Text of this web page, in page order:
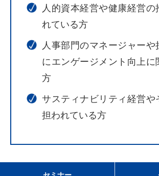
人的資本経営や健康経営の
れている方
人事部門のマネージャーや
にエンゲージメント向上に
方
サスティナビリティ経営や
担われている方